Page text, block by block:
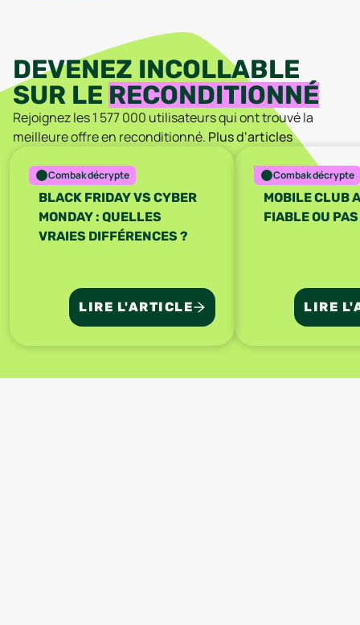
DEVENEZ INCOLLABLE
SUR LE RECONDITIONNÉ
Rejoignez les1 577 000 utilisateurs qui ont trouvé la
meilleure offre en reconditionné. Plus d'articles
Combak décrypte
BLACK FRIDAY VS CYBER
MONDAY : QUELLES
VRAIES DIFFÉRENCES ?
LIRE L'ARTICLE
Combak décrypte
MOBILE CLUB
FIABLE OU
LIRE